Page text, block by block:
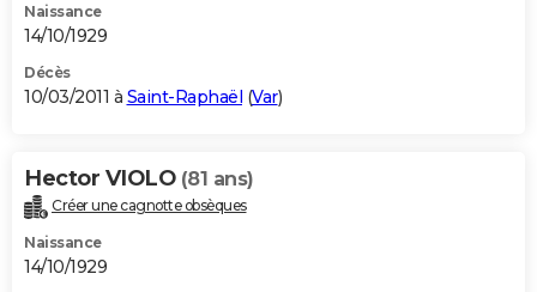
Naissance
14/10/1929
Décès
10/03/2011 à Saint-Raphaël (Var)
Hector VIOLO (81 ans)
Créer une cagnotte obsèques
Naissance
14/10/1929